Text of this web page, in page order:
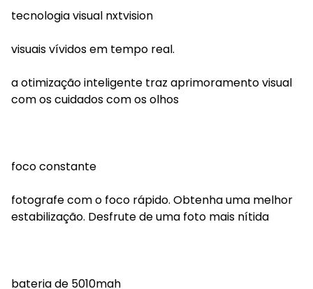
tecnologia visual nxtvision
visuais vívidos em tempo real.
a otimização inteligente traz aprimoramento visual
com os cuidados com os olhos
foco constante
fotografe com o foco rápido. Obtenha uma melhor
estabilização. Desfrute de uma foto mais nítida
bateria de 5010mah